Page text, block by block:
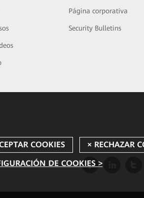
Página corporativa
Security Bulletins
DE COOKIES >